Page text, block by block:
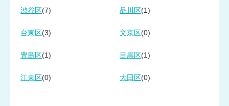
渋谷区 (7) 品川区 (1)
台東区 (3) 文京区 (0)
豊島区 (1) 目黒区 (1)
江東区 (0) 大田区 (0)